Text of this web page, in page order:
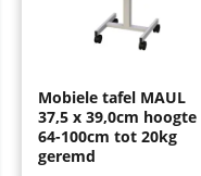
Mobiele tafel MAUL
37,5 x 39,0cm hoogte
64-100cm tot 20kg
geremd